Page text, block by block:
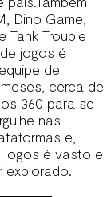
Dino Game,
Tank Trouble
jogos é
de
cerca de
360 para se
nas
e,
jogos é vasto e
explorado.